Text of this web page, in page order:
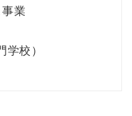
業
学校）